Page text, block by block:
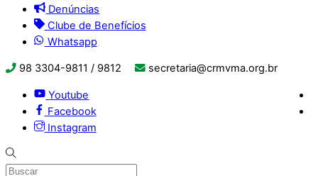
Denúncias
Clube de Benefícios
Whatsapp
98 3304-9811 / 9812 secretaria@crmvma.org.br
Youtube
Facebook
Instagram